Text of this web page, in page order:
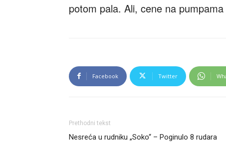
potom pala. Ali, cene na
Facebook Twitter
Prethodni tekst
Nesreća u rudniku „Soko“ – Poginulo 8 rudara